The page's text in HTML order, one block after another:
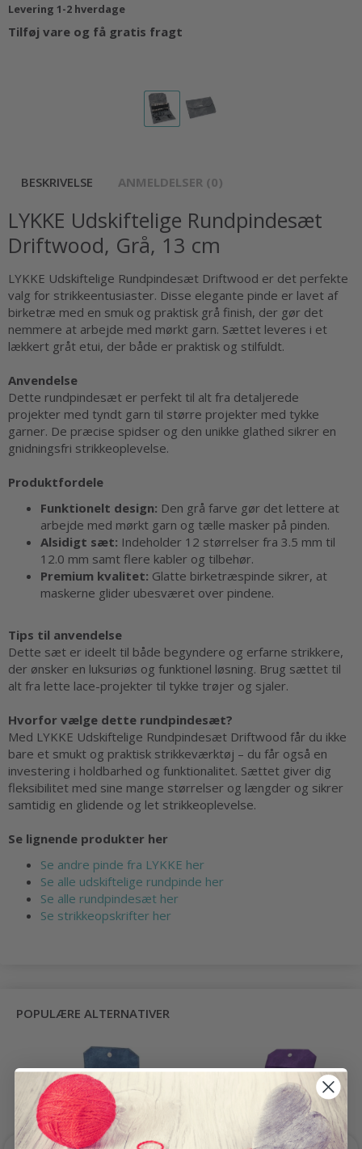
Levering 1-2 hverdage
Tilføj vare og få gratis fragt
BESKRIVELSE ANMELDELSER (0)
LYKKE Udskiftelige Rundpindesæt
Driftwood, Grå, 13 cm
LYKKE Udskiftelige Rundpindesæt Driftwood er det perfekte
valg for strikkeentusiaster. Disse elegante pinde er lavet af
birketræ med en smuk og praktisk grå finish, der gør det
nemmere at arbejde med mørkt garn. Sættet leveres i et
lækkert gråt etui, der både er praktisk og stilfuldt.
Anvendelse
Dette rundpindesæt er perfekt til alt fra detaljerede
projekter med tyndt garn til større projekter med tykke
garner. De præcise spidser og den unikke glathed sikrer en
gnidningsfri strikkeoplevelse.
Produktfordele
Funktionelt design: Den grå farve gør det lettere at
arbejde med mørkt garn og tælle masker på pinden.
Alsidigt sæt: Indeholder 12 størrelser fra 3.5 mm til
12.0 mm samt flere kabler og tilbehør.
Premium kvalitet: Glatte birketræspinde sikrer, at
maskerne glider ubesværet over pindene.
Tips til anvendelse
Dette sæt er ideelt til både begyndere og erfarne strikkere,
der ønsker en luksuriøs og funktionel løsning. Brug sættet til
alt fra lette lace-projekter til tykke trøjer og sjaler.
Hvorfor vælge dette rundpindesæt?
Med LYKKE Udskiftelige Rundpindesæt Driftwood får du ikke
bare et smukt og praktisk strikkeværktøj – du får også en
investering i holdbarhed og funktionalitet. Sættet giver dig
fleksibilitet med sine mange størrelser og længder og sikrer
samtidig en glidende og let strikkeoplevelse.
Se lignende produkter her
Se andre pinde fra LYKKE her
Se alle udskiftelige rundpinde her
Se alle rundpindesæt her
Se strikkeopskrifter her
POPULÆRE ALTERNATIVER